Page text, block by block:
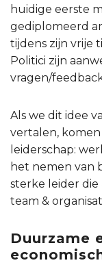
huidige eerste
gediplomeerd
tijdens zijn vrije
Politici zijn
vragen/
Als we dit idee
vertalen,
leiderschap:
het nemen van
sterke leider die
team &
Duurzame